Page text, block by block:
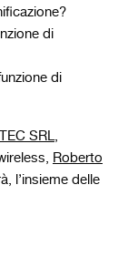
di
di
SRL,
Roberto
l’insieme delle